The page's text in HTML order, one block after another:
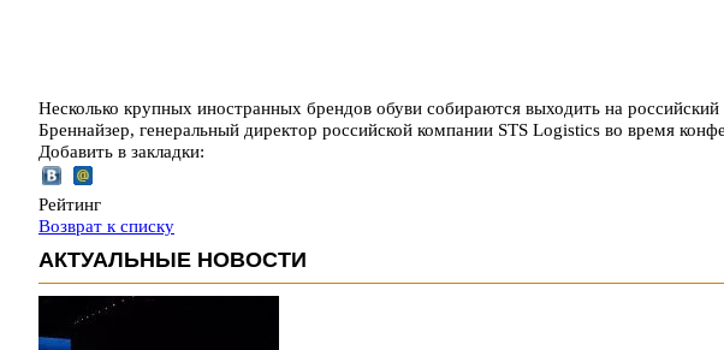
Несколько крупных иностранных брендов обуви собираются выходить на
Бреннайзер, генеральный директор российской компании STS Logistics во время
Добавить в закладки:
Рейтинг
Возврат к списку
АКТУАЛЬНЫЕ НОВОСТИ